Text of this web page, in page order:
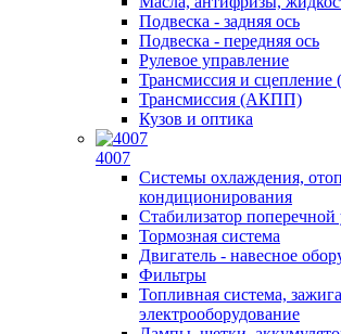
Подвеска - задняя ось
Подвеска - передняя ось
Рулевое управление
Трансмиссия и
Трансмиссия (АКПП)
Кузов и оптика
4007
Системы охлаждения,
кондиционирования
Стабилизатор поперечной
Тормозная система
Двигатель - навесное
Фильтры
Топливная система,
электрооборудование